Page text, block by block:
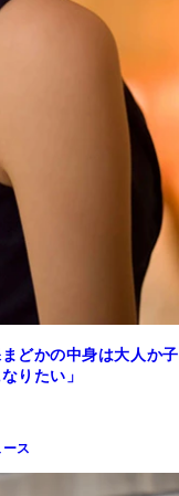
どかの中身は大人か子
りたい」
ス